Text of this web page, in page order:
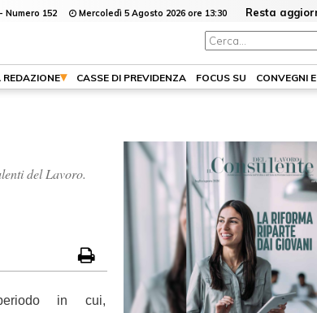
Numero 152 Mercoledì 5 Agosto 2026 ore 13:30 Resta
CASSE DI PREVIDENZA FOCUS SU CONVEGNI
del Lavoro.
in cui,